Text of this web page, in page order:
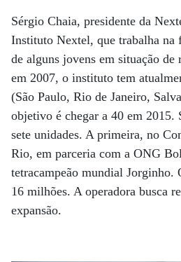
Sérgio Chaia, presidente da
Instituto Nextel, que trabalha na
de alguns jovens em situação
em 2007, o instituto tem
(São Paulo, Rio de Janeiro,
objetivo é chegar a 40 em 2015.
sete unidades. A primeira, no
Rio, em parceria com a ONG
tetracampeão mundial Jorginho.
16 milhões. A operadora busca
expansão.